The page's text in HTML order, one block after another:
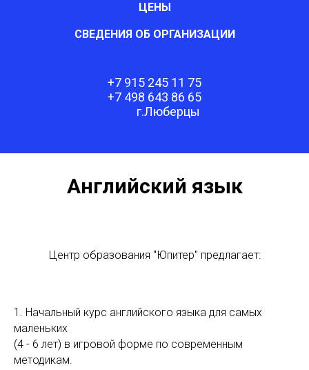
ЦЕНЫ
СВЕДЕНИЯ ОБ ОРГАНИЗАЦИИ
+7 915 245 11 75
+7 498 643 86 65
г.Люберцы
Английский язык
Центр образования "Юпитер" предлагает:
1. Начальный курс английского языка для самых
маленьких
(4 - 6 лет) в игровой форме по современным
методикам.